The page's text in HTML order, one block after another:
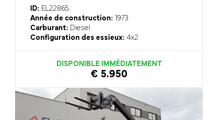
ID: EL22865
Année de construction: 1973
Carburant: Diesel
Configuration des essieux: 4x2
DISPONIBLE IMMÉDIATEMENT
€ 5.950